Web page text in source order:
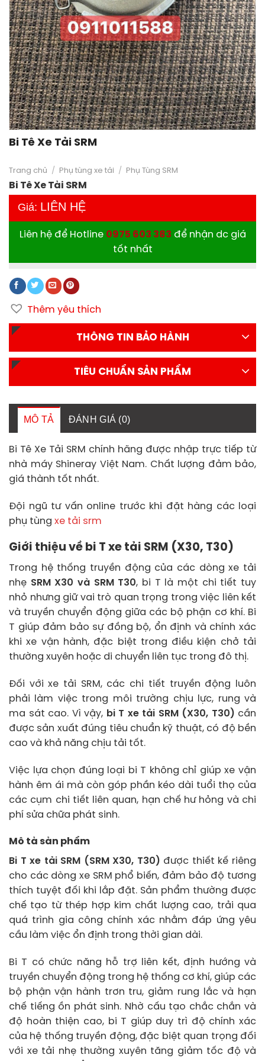
Bi Tê Xe Tải SRM
Trang chủ / Phụ tùng xe tải / Phụ Tùng SRM
Bi Tê Xe Tải SRM
Giá: LIÊN HỆ
Liên hệ để Hotline 0975 603 383 để nhận dc giá
tốt nhất
Thêm yêu thích
THÔNG TIN BẢO HÀNH
TIÊU CHUẨN SẢN PHẨM
MÔ TẢ ĐÁNH GIÁ (0)
Bi Tê Xe Tải SRM chính hãng được nhập trực tiếp từ
nhà máy Shineray Việt Nam. Chất lượng đảm bảo,
giá thành tốt nhất.
Đội ngũ tư vấn online trước khi đặt hàng các loại
phụ tùng xe tải srm
Giới thiệu về bi T xe tải SRM (X30, T30)
Trong hệ thống truyền động của các dòng xe tải
nhẹ SRM X30 và SRM T30, bi T là một chi tiết tuy
nhỏ nhưng giữ vai trò quan trọng trong việc liên kết
và truyền chuyển động giữa các bộ phận cơ khí. Bi
T giúp đảm bảo sự đồng bộ, ổn định và chính xác
khi xe vận hành, đặc biệt trong điều kiện chở tải
thường xuyên hoặc di chuyển liên tục trong đô thị.
Đối với xe tải SRM, các chi tiết truyền động luôn
phải làm việc trong môi trường chịu lực, rung và
ma sát cao. Vì vậy, bi T xe tải SRM (X30, T30) cần
được sản xuất đúng tiêu chuẩn kỹ thuật, có độ bền
cao và khả năng chịu tải tốt.
Việc lựa chọn đúng loại bi T không chỉ giúp xe vận
hành êm ái mà còn góp phần kéo dài tuổi thọ của
các cụm chi tiết liên quan, hạn chế hư hỏng và chi
phí sửa chữa phát sinh.
Mô tả sản phẩm
Bi T xe tải SRM (SRM X30, T30) được thiết kế riêng
cho các dòng xe SRM phổ biến, đảm bảo độ tương
thích tuyệt đối khi lắp đặt. Sản phẩm thường được
chế tạo từ thép hợp kim chất lượng cao, trải qua
quá trình gia công chính xác nhằm đáp ứng yêu
cầu làm việc ổn định trong thời gian dài.
Bi T có chức năng hỗ trợ liên kết, định hướng và
truyền chuyển động trong hệ thống cơ khí, giúp các
bộ phận vận hành trơn tru, giảm rung lắc và hạn
chế tiếng ồn phát sinh. Nhờ cấu tạo chắc chắn và
độ hoàn thiện cao, bi T giúp duy trì độ chính xác
của hệ thống truyền động, đặc biệt quan trọng đối
với xe tải nhẹ thường xuyên tăng giảm tốc độ và